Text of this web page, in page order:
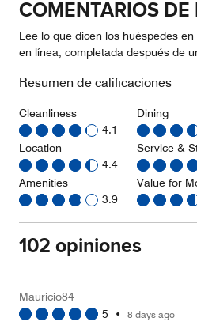
COMENTARIOS DE
Lee lo que dicen los huéspedes
en línea, completada después de
Resumen de calificaciones
Cleanliness
4.1
Location
4.4
Amenities
3.9
Dining
Service &
Value for
102 opiniones
Mauricio84
5 • 8 days ago